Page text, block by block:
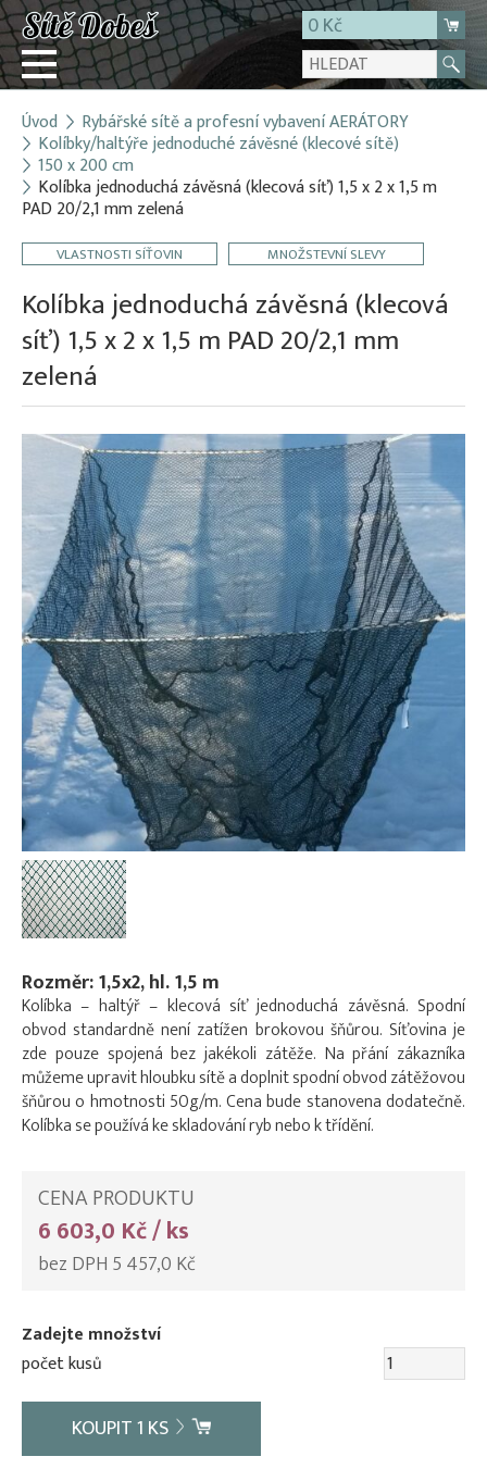
0 Kč
Přihlásit
Registrace
E-shop
O firmě
Úvod Rybářské sítě a profesní vybavení AERÁTORY
Kolíbky/haltýře jednoduché závěsné (klecové sítě)
150 x 200 cm
Kolíbka jednoduchá závěsná (klecová síť) 1,5 x 2 x 1,5 m
PAD 20/2,1 mm zelená
VLASTNOSTI SÍŤOVIN MNOŽSTEVNÍ SLEVY
Kolíbka jednoduchá závěsná (klecová
síť) 1,5 x 2 x 1,5 m PAD 20/2,1 mm
zelená
Rozměr: 1,5x2, hl. 1,5 m
Kolíbka – haltýř – klecová síť jednoduchá závěsná. Spodní
obvod standardně není zatížen brokovou šňůrou. Síťovina je
zde pouze spojená bez jakékoli zátěže. Na přání zákazníka
můžeme upravit hloubku sítě a doplnit spodní obvod zátěžovou
šňůrou o hmotnosti 50g/m. Cena bude stanovena dodatečně.
Kolíbka se používá ke skladování ryb nebo k třídění.
CENA PRODUKTU
6 603,0 Kč / ks
bez DPH 5 457,0 Kč
Zadejte množství
počet kusů
KOUPIT1 KS